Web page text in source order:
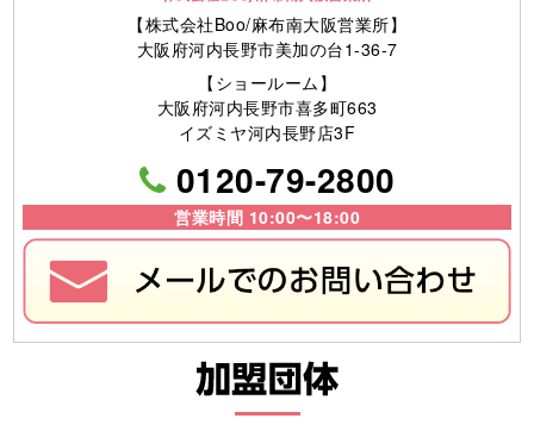
【株式会社Boo/麻布南大阪営業所】
大阪府河内長野市美加の台1-36-7
【ショールーム】
大阪府河内長野市喜多町663
イズミヤ河内長野店3F
0120-79-2800
営業時間 10:00〜18:00